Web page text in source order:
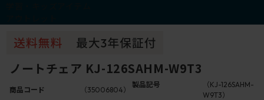
ノートチェア KJ-126SAHM-W9T3
商品コード （35006804）
製品記号
（KJ-126SAHM-
W9T3）